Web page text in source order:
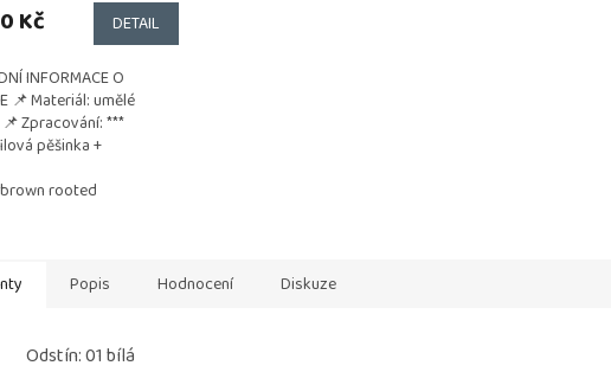
Kč DETAIL
INFORMACE O
📌 Materiál: umělé
Zpracování: ***
pěšinka +
54–56 cm→ univerzální
rooted
Popis Hodnocení Diskuze
Odstín: 01 bílá